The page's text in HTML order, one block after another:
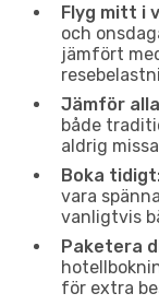
Flyg mitt i
och
jämfört
Jämför
både
aldrig
Boka
vara
vanligtvis
Paketera
för extra